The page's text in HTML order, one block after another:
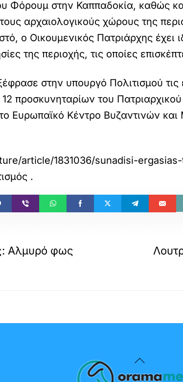
Φόρουμ στην Καππαδοκία, καθώς
αρχαιολογικούς χώρους της
ο Οικουμενικός Πατριάρχης έχει
της περιοχής, τις οποίες
στην υπουργό Πολιτισμού τις
προσκυνηταρίων του
Ευρωπαϊκό Κέντρο Βυζαντινών
article/1831036/sunadisi-
.
Αλμυρό φως
Back
To